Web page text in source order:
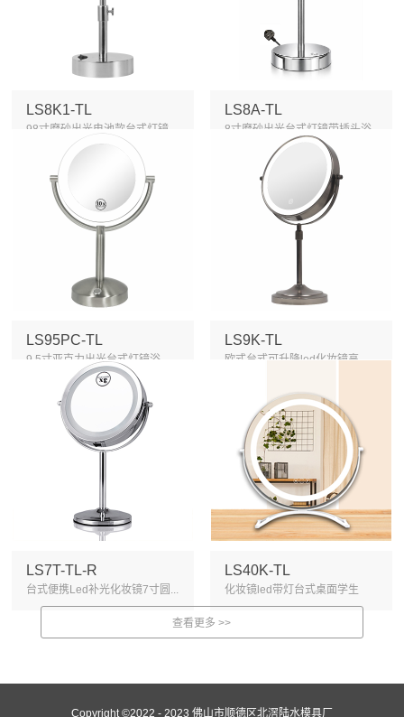
LS8K1-TL
98寸磨砂出光电池款台式灯镜
LS8A-TL
8寸磨砂出光台式灯镜带插头浴
LS95PC-TL
9.5寸亚克力出光台式灯镜浴
LS9K-TL
欧式台式可升降led化妆镜高
LS7T-TL-R
台式便携Led补光化妆镜7寸圆...
LS40K-TL
化妆镜led带灯台式桌面学生
宿...
Copyright ©2022 - 2023 佛山市顺德区北滘陆水模具厂